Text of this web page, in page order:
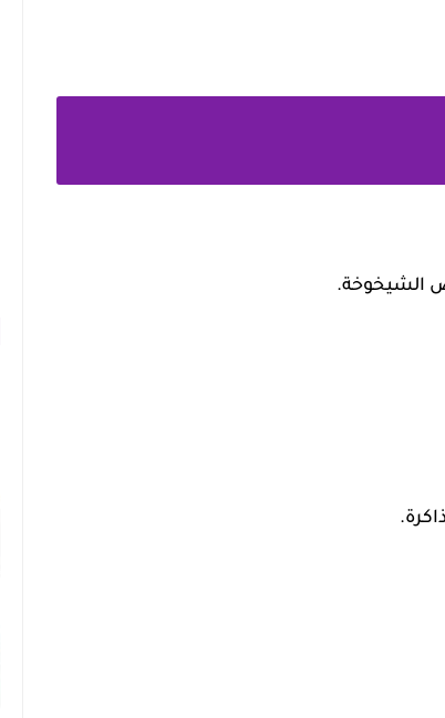
الشيخوخة.